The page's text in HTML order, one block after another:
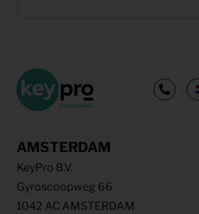
AMSTERDAM
KeyPro B.V.
Gyroscoopweg 66
1042 AC AMSTERDAM